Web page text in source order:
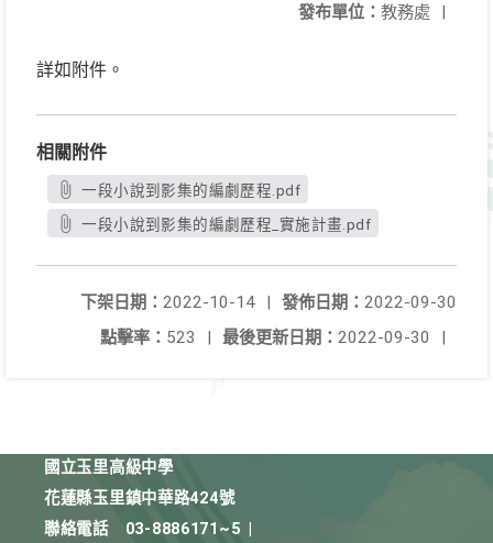
發布單位： 教務處 |
詳如附件。
相關附件
一段小說到影集的編劇歷程.pdf
一段小說到影集的編劇歷程_實施計畫.pdf
發佈日期： 2022-09-30
下架日期： 2022-10-14
|
最後更新日期： 2022-09-30 |
點擊率： 523 |
國立玉里高級中學
花蓮縣玉里鎮中華路424號
聯絡電話
03-8886171~5